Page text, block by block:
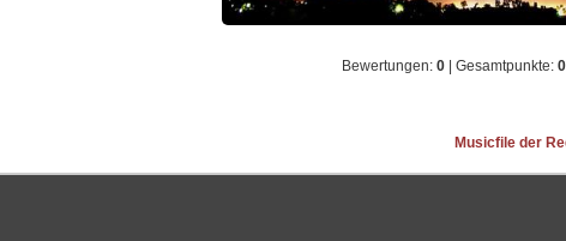
Bewertungen: 0 | Gesamtpunkte: 0
Musicfile der